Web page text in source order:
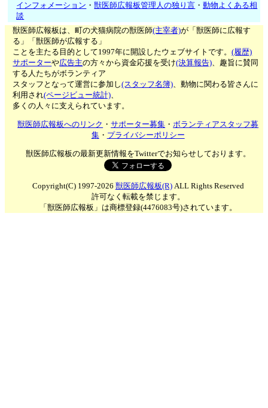
インフォメーション ・獣医師広報板管理人の独り言 ・動物よくある相
談
獣医師広報板は、町の犬猫病院の獣医師(主宰者)が「獣医師に広報す
る」「獣医師が広報する」
ことを主たる目的として1997年に開設したウェブサイトです。(履歴)
サポーターや広告主の方々から資金応援を受け(決算報告)、趣旨に賛同
する人たちがボランティア
スタッフとなって運営に参加し(スタッフ名簿)、動物に関わる皆さんに
利用され(ページビュー統計)、
多くの人々に支えられています。
獣医師広報板へのリンク ・サポーター募集 ・ボランティアスタッフ募
集・ プライバシーポリシー
獣医師広報板の最新更新情報をTwitterでお知らせしております。
Copyright(C) 1997-2026 獣医師広報板(R)ALL Rights Reserved
許可なく転載を禁じます。
「獣医師広報板」は商標登録(4476083号)されています。